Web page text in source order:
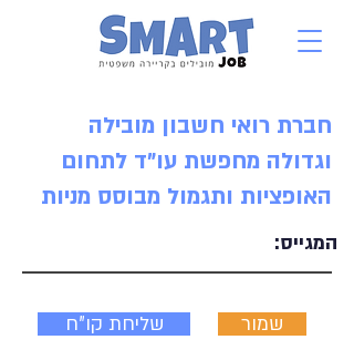
חברת רואי חשבון מובילה
וגדולה מחפשת עו"ד לתחום
האופציות ותגמול מבוסס מניות
המגייס:
שליחת קו"ח שמור